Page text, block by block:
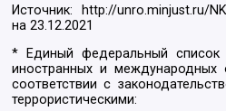
Источник: http://unro.minjust.ru/
на23.12.2021
* Единый федеральный список
иностранных и международных
соответствии с
террористическими: